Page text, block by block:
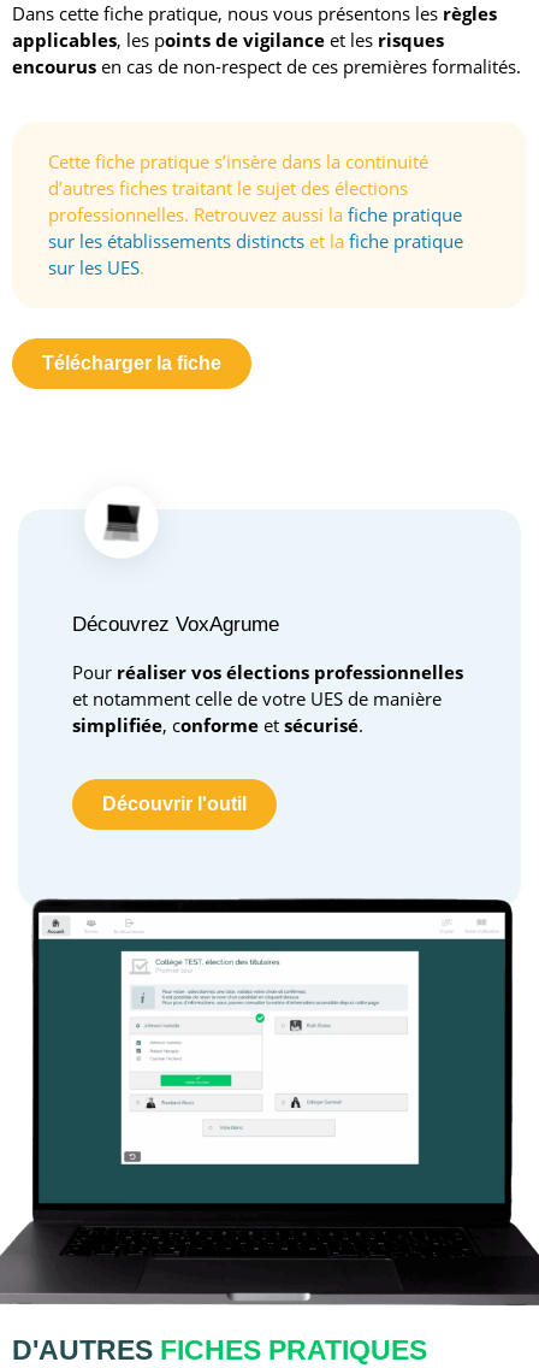
Dans cette fiche pratique, nous vous présentons les règles
applicables, les points de vigilance et les risques
encourus en cas de non-respect de ces premières formalités.
Cette fiche pratique s’insère dans la continuité
d’autres fiches traitant le sujet des élections
professionnelles. Retrouvez aussi la fiche pratique
sur les établissements distincts et la fiche pratique
sur les UES.
Télécharger la fiche
Découvrez VoxAgrume
Pour réaliser vos élections professionnelles
et notamment celle de votre UES de manière
simplifiée, conforme et sécurisé.
Découvrir l'outil
D'AUTRES FICHES PRATIQUES